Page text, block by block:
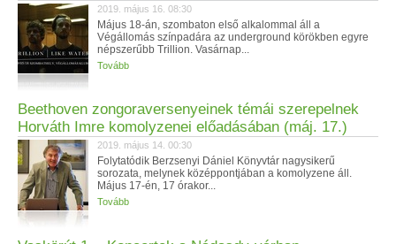
2019. május 16. 08:30
Május 18-án, szombaton első alkalommal áll a
Végállomás színpadára az underground körökben egyre
népszerűbb Trillion. Vasárnap...
Tovább
Beethoven zongoraversenyeinek témái szerepelnek
Horváth Imre komolyzenei előadásában (máj. 17.)
2019. május 14. 00:30
Folytatódik Berzsenyi Dániel Könyvtár nagysikerű
sorozata, melynek középpontjában a komolyzene áll.
Május 17-én, 17 órakor...
Tovább